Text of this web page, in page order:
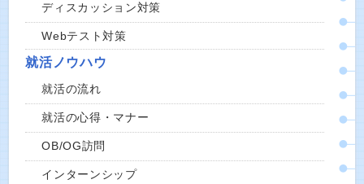
ディスカッション対策
Webテスト対策
就活ノウハウ
就活の流れ
就活の心得・マナー
OB/OG訪問
インターンシップ